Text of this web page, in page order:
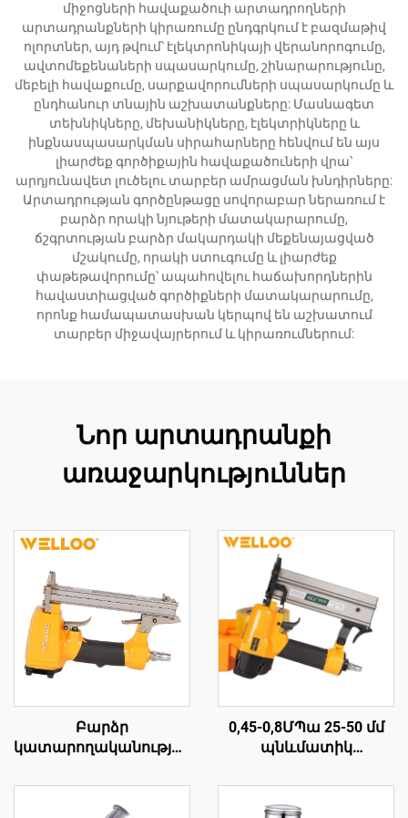
միջոցների հավաքածուի արտադրողների
արտադրանքների կիրառումը ընդգրկում է բազմաթիվ
ոլորտներ, այդ թվում՝ էլեկտրոնիկայի վերանորոգումը,
ավտոմեքենաների սպասարկումը, շինարարությունը,
մեբելի հավաքումը, սարքավորումների սպասարկումը և
ընդհանուր տնային աշխատանքները: Մասնագետ
տեխնիկները, մեխանիկները, էլեկտրիկները և
ինքնասպասարկման սիրահարները հենվում են այս
լիարժեք գործիքային հավաքածուների վրա՝
արդյունավետ լուծելու տարբեր ամրացման խնդիրները:
Արտադրության գործընթացը սովորաբար ներառում է
բարձր որակի նյութերի մատակարարումը,
ճշգրտության բարձր մակարդակի մեքենայացված
մշակումը, որակի ստուգումը և լիարժեք
փաթեթավորումը՝ ապահովելու հաճախորդներին
հավաստիացված գործիքների մատակարարումը,
որոնք համապատասխան կերպով են աշխատում
տարբեր միջավայրերում և կիրառումներում:
Նոր արտադրանքի
առաջարկություններ
Բարձր
կատարողականությամբ
համաձուլվածքե
օդային խցանահար
0,45-0,8ՄՊա 25-50 մմ
պնևմատիկ
ատրճանակ՝
փայտամշակման